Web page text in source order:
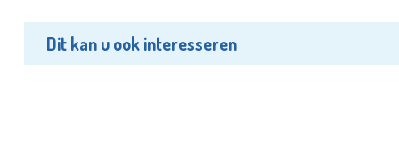
Dit kan u ook interesseren